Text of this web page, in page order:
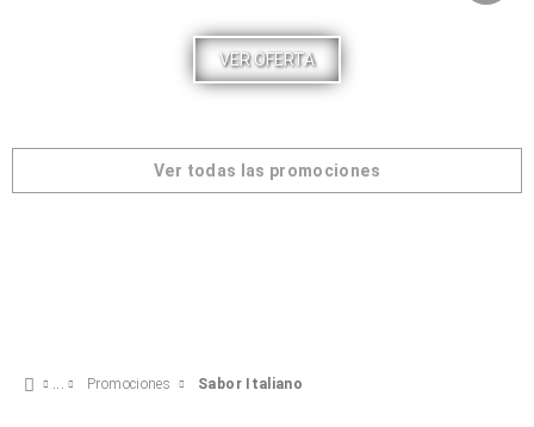
VER OFERTA
Ver todas las promociones
Promociones Sabor Italiano